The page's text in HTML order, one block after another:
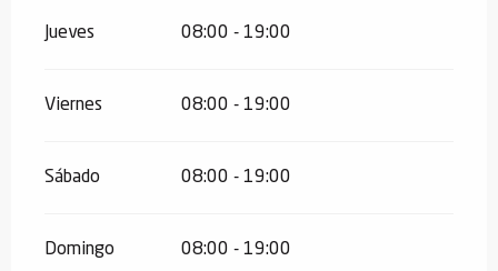
Jueves 08:00 - 19:00
Viernes 08:00 - 19:00
Sábado 08:00 - 19:00
Domingo 08:00 - 19:00